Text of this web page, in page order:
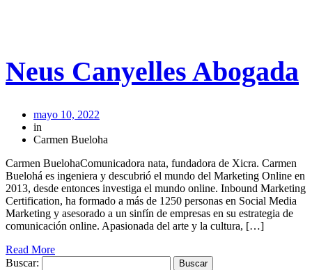
Neus Canyelles Abogada
mayo 10, 2022
in
Carmen Bueloha
Carmen BuelohaComunicadora nata, fundadora de Xicra. Carmen
Buelohá es ingeniera y descubrió el mundo del Marketing Online en
2013, desde entonces investiga el mundo online. Inbound Marketing
Certification, ha formado a más de 1250 personas en Social Media
Marketing y asesorado a un sinfín de empresas en su estrategia de
comunicación online. Apasionada del arte y la cultura, […]
Read More
Buscar: